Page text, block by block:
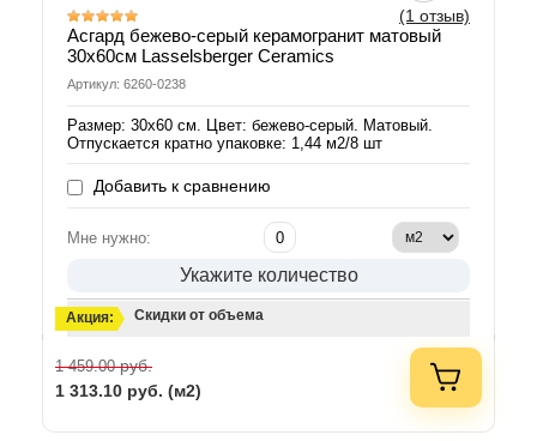
(1 отзыв)
Асгард бежево-серый керамогранит матовый
30х60см Lasselsberger Ceramics
Артикул: 6260-0238
Размер: 30х60 см. Цвет: бежево-серый. Матовый.
Отпускается кратно упаковке: 1,44 м2/8 шт
Добавить к сравнению
Мне нужно:
Укажите количество
Акция: Скидки от объема
1 459.00руб.
1 313.10 руб. (м2)